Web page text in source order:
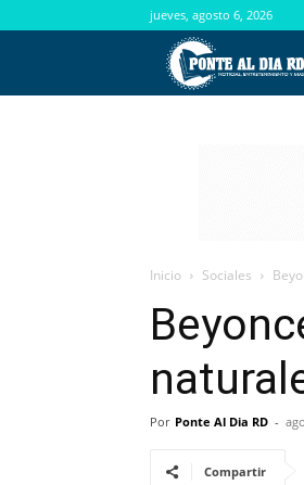
jueves, agosto 6, 2026
Inicio Sociales
Por Ponte Al Dia RD -
Compartir